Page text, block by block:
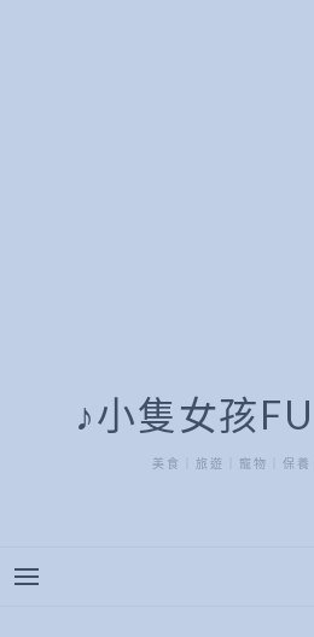
♪小隻女孩
美食｜旅遊｜寵物｜保